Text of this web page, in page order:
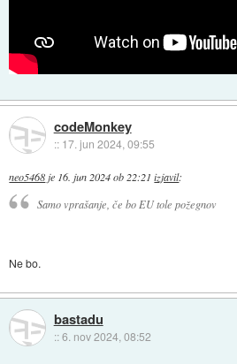
codeMonkey
:: 17. jun 2024, 09:55
neo5468je 16. jun 2024 ob 22:21 izjavil:
Samo vprašanje, če bo EU tole požegnov
Ne bo.
bastadu
::6. nov 2024, 08:52